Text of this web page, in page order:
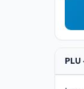
PLU